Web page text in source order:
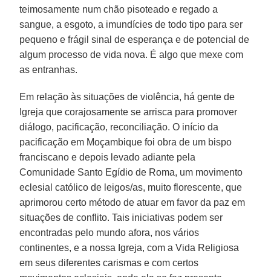
teimosamente num chão pisoteado e regado a
sangue, a esgoto, a imundícies de todo tipo para ser
pequeno e frágil sinal de esperança e de potencial de
algum processo de vida nova. É algo que mexe com
as entranhas.
Em relação às situações de violência, há gente de
Igreja que corajosamente se arrisca para promover
diálogo, pacificação, reconciliação. O início da
pacificação em Moçambique foi obra de um bispo
franciscano e depois levado adiante pela
Comunidade Santo Egídio de Roma, um movimento
eclesial católico de leigos/as, muito florescente, que
aprimorou certo método de atuar em favor da paz em
situações de conflito. Tais iniciativas podem ser
encontradas pelo mundo afora, nos vários
continentes, e a nossa Igreja, com a Vida Religiosa
em seus diferentes carismas e com certos